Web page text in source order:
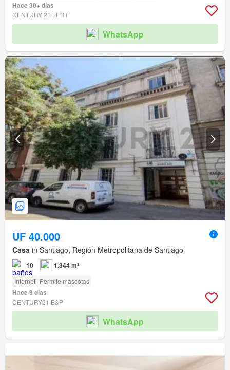
Hace 30+ días
CENTURY 21 LERT
WhatsApp
UF 40.000
Casa in Santiago, Región Metropolitana de Santiago
10 1.344 m²
Internet Permite mascotas
Hace 9 días
CENTURY21 B&P
WhatsApp